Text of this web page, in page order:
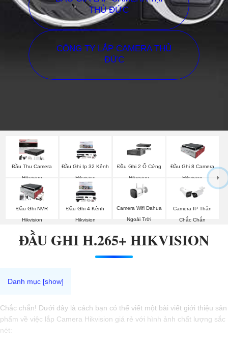
THỦ ĐỨC
CÔNG TY LẮP CAMERA THỦ
ĐỨC
Đầu Thu Camera
Hikvision
Đầu Ghi Ip 32 Kênh
Hikvision
Đầu Ghi 2 Ổ Cứng
Hikvision
Đầu Ghi 8 Camera
Hikvision
Đầu Ghi NVR
Hikvision
Đầu Ghi 4 Kênh
Hikvision
Camera Wifi Dahua
Ngoài Trời
Camera IP Thân
Chắc Chắn
ĐẦU GHI H.265+ HIKVISION
Chắc chắn! Dưới đây là cách bạn có thể viết một bài viết giới thiệu sản
phẩm về việc lắp Camera Hikvision giá rẻ với hình ảnh chất lượng sắc
nét: